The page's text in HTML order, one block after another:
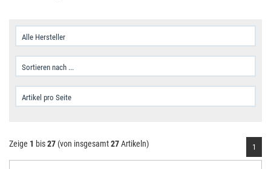
Zeige 1 bis27 (von insgesamt27Artikeln) 1